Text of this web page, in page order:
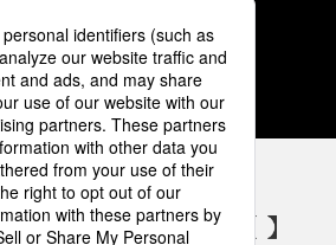
3 4 5
の電気設備 SNSアカウント